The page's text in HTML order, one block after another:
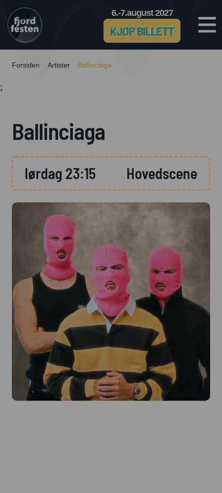
6.-7.august 2027
KJØP BILLETT
Forsiden Artister Ballinciaga
;
Ballinciaga
lørdag 23:15 Hovedscene